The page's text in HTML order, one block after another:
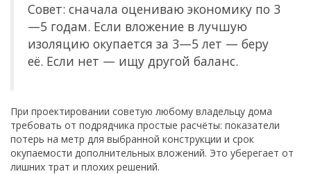
Совет: сначала оцениваю экономику по 3
—5 годам. Если вложение в лучшую
изоляцию окупается за 3—5 лет — беру
её. Если нет — ищу другой баланс.
При проектировании советую любому владельцу дома
требовать от подрядчика простые расчёты: показатели
потерь на метр для выбранной конструкции и срок
окупаемости дополнительных вложений. Это уберегает от
лишних трат и плохих решений.